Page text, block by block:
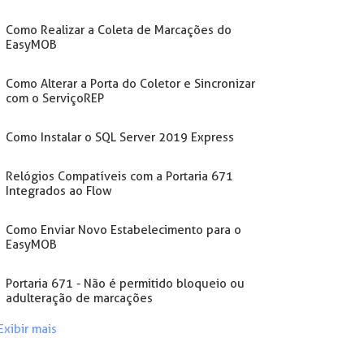
Como Realizar a Coleta de Marcações do
EasyMOB
Como Alterar a Porta do Coletor e Sincronizar
com o ServiçoREP
Como Instalar o SQL Server 2019 Express
Relógios Compatíveis com a Portaria 671
Integrados ao Flow
Como Enviar Novo Estabelecimento para o
EasyMOB
Portaria 671 - Não é permitido bloqueio ou
adulteração de marcações
mais